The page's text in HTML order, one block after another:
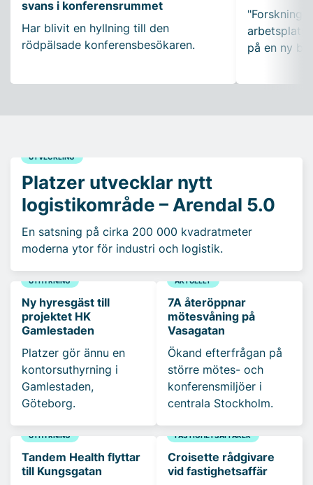
svans i konferensrummet
Har blivit en hyllning till den
rödpälsade konferensbesökaren.
"Forskning
på en ny
UTVECKLING
Platzer utvecklar nytt
logistikområde – Arendal 5.0
En satsning på cirka 200 000 kvadratmeter
moderna ytor för industri och logistik.
UTHYRNING
Ny hyresgäst till
projektet HK
Gamlestaden
Platzer gör ännu en
kontorsuthyrning i
Gamlestaden,
Göteborg.
AKTUELLT
7A återöppnar
mötesvåning på
Vasagatan
Ökand efterfrågan på
större mötes- och
konferensmiljöer i
centrala Stockholm.
UTHYRNING
Tandem Health flyttar
till Kungsgatan
FASTIGHETSAFFÄRER
Croisette rådgivare
vid fastighetsaffär